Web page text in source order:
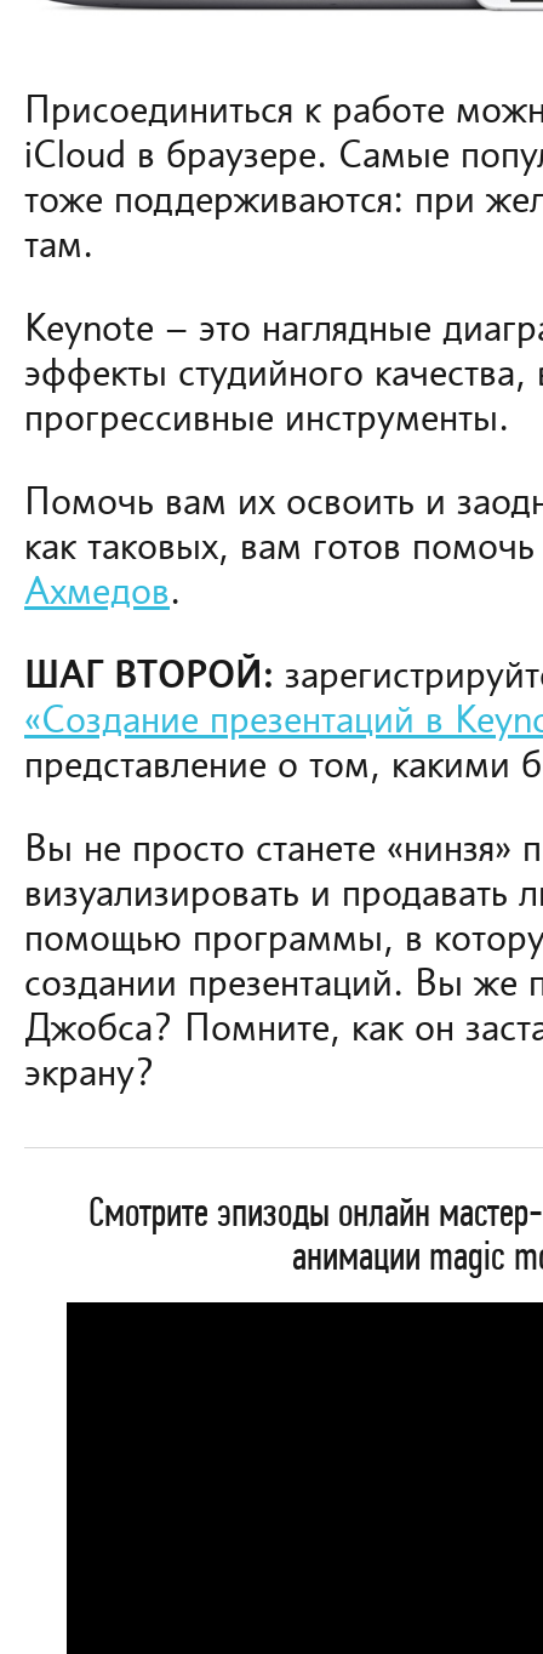
Присоединиться к работе
iCloud в браузере. Самые
тоже поддерживаются: при
там.
Keynote – это наглядные
эффекты студийного
прогрессивные инструменты.
Помочь вам их освоить и
как таковых, вам готов
Ахмедов.
ШАГ ВТОРОЙ:
«Создание презентаций в
представление о том, какими
Вы не просто станете «нинзя»
визуализировать и
помощью программы, в
создании презентаций. Вы же
Джобса? Помните, как он
экрану?
Смотрите эпизоды онлайн
анимации magic